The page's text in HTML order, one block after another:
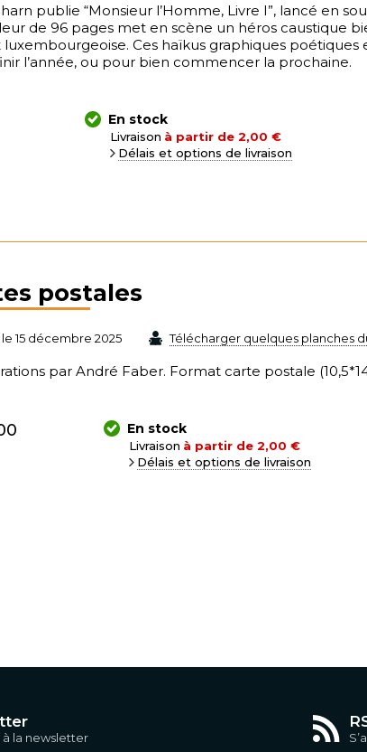
publie “Monsieur l’Homme, Livre I”, lancé en
de 96 pages met en scène un héros caustique
luxembourgeoise. Ces haïkus graphiques
l’année, ou pour bien commencer la prochaine.
En stock
Livraison à partir de 2,00 €
Délais et options de livraison
postales
le 15 décembre 2025 Télécharger quelques planches
par André Faber. Format carte postale
En stock
Livraison à partir de 2,00 €
Délais et options de livraison
à la newsletter